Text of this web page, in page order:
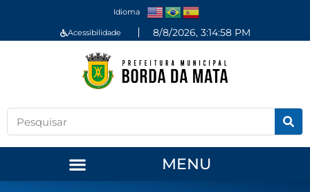
Idioma
Acessibilidade 8/8/2026, 3:14:58 PM
MENU